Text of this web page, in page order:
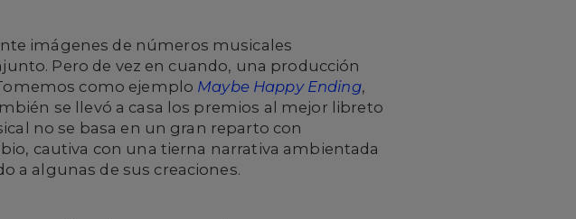
imágenes de números musicales
Pero de vez en cuando, una producción
como ejemplo Maybe Happy Ending,
se llevó a casa los premios al mejor libreto
no se basa en un gran reparto con
cautiva con una tierna narrativa ambientada
a algunas de sus creaciones.